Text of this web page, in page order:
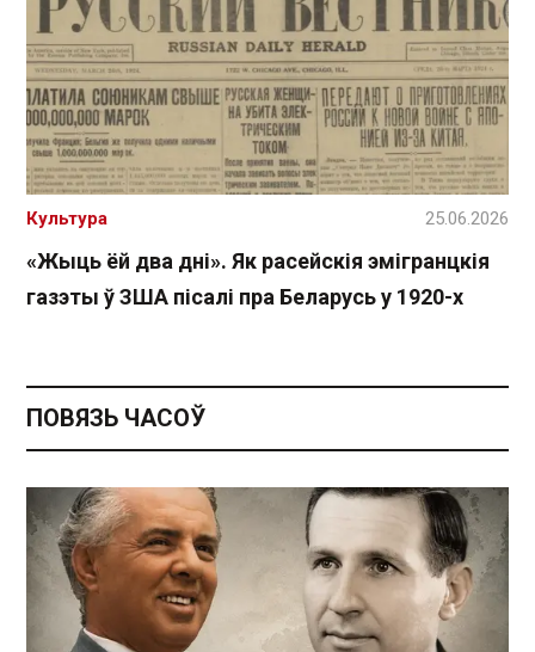
«Жыць ёй два дні». Як расейскія эмігранцкія
газэты ў ЗША пісалі пра Беларусь у 1920-х
Культура 25.06.2026
ПОВЯЗЬ ЧАСОЎ